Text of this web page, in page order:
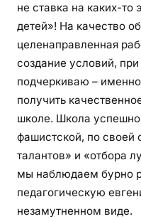
не ставка на каких-
детей»! На качество
целенаправленная
создание условий,
подчеркиваю –
получить
школе. Школа успешно
фашистской, по своей
талантов» и «отбора
мы наблюдаем бурно
педагогическую
незамутненном виде.